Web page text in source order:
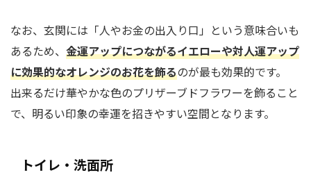
なお、玄関には「人やお金の出入り口」という意味合いも
あるため、 金運アップにつながるイエローや対人運アップ
に効果的なオレンジのお花を飾るのが最も効果的です。
出来るだけ華やかな色のプリザーブドフラワーを飾ること
で、明るい印象の幸運を招きやすい空間となります。
トイレ・洗面所